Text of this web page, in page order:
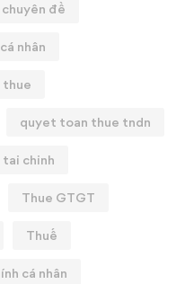
đề
nhân
thue
quyet toan thue tndn
tai chinh
Thue GTGT
Thuế
cá nhân